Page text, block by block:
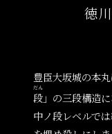
徳
豊臣大坂城の本
段
だん
」の三段構造
中ノ段レベルで